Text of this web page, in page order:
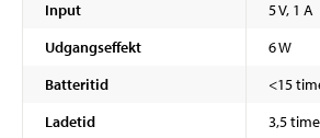
Input
5 V, 1 A
Udgangseffekt
6 W
Batteritid
<15
Ladetid
3,5